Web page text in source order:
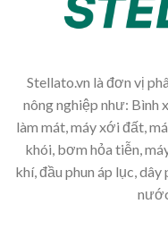
Stellato.vn là đơn vị
nông nghiệp như: Bình
làm mát, máy xới đất,
khói, bơm hỏa tiễn,
khí, đầu phun áp lục,